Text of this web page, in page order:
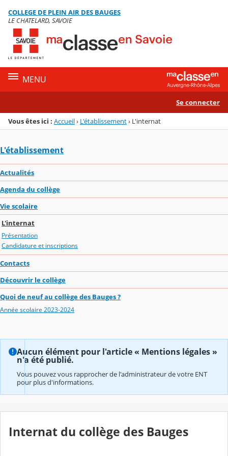
Menu de la rubrique
Contenu
COLLEGE DE PLEIN AIR DES BAUGES
LE CHATELARD, SAVOIE
MENU
Se connecter
Vous êtes ici : Accueil› L'établissement› L'internat
L'établissement
Actualités
Agenda du collège
Vie scolaire
L'internat
Présentation
Candidature et inscriptions
Contacts
Découvrir le collège
Quoi de neuf au collège des Bauges ?
Année scolaire 2023-2024
Aucun élément pour l'article « Mentions légales »
n'a été publié.
Vous pouvez vous rapprocher de l'administrateur de votre ENT
pour plus d'informations.
Internat du collège des Bauges